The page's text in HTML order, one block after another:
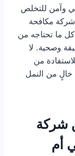
وآمن للتخلص
شركة مكافحة
كل ما تحتاجه من
وصحية. لا
من
خالٍ من النمل
شركة
أم